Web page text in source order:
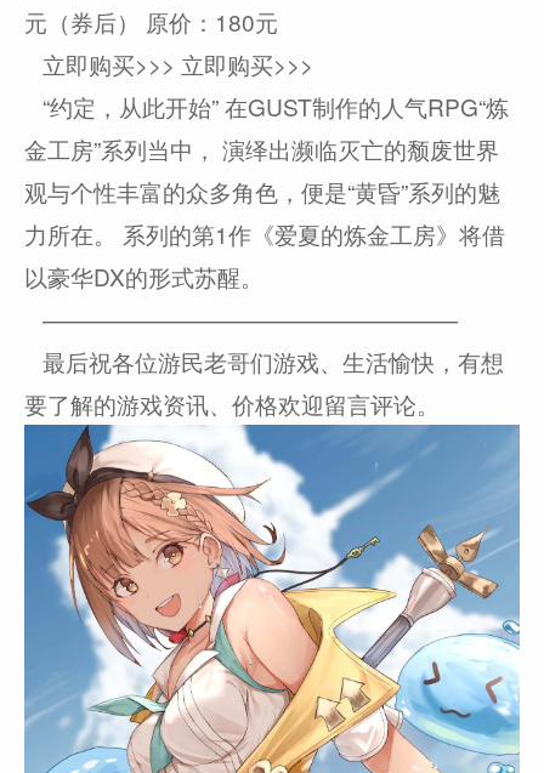
元（券后） 原价：180元
立即购买>>> 立即购买>>>
“约定，从此开始” 在GUST制作的人气RPG“炼
金工房”系列当中， 演绎出濒临灭亡的颓废世界
观与个性丰富的众多角色，便是“黄昏”系列的魅
力所在。 系列的第1作《爱夏的炼金工房》将借
以豪华DX的形式苏醒。
——————————————————
最后祝各位游民老哥们游戏、生活愉快，有想
要了解的游戏资讯、价格欢迎留言评论。